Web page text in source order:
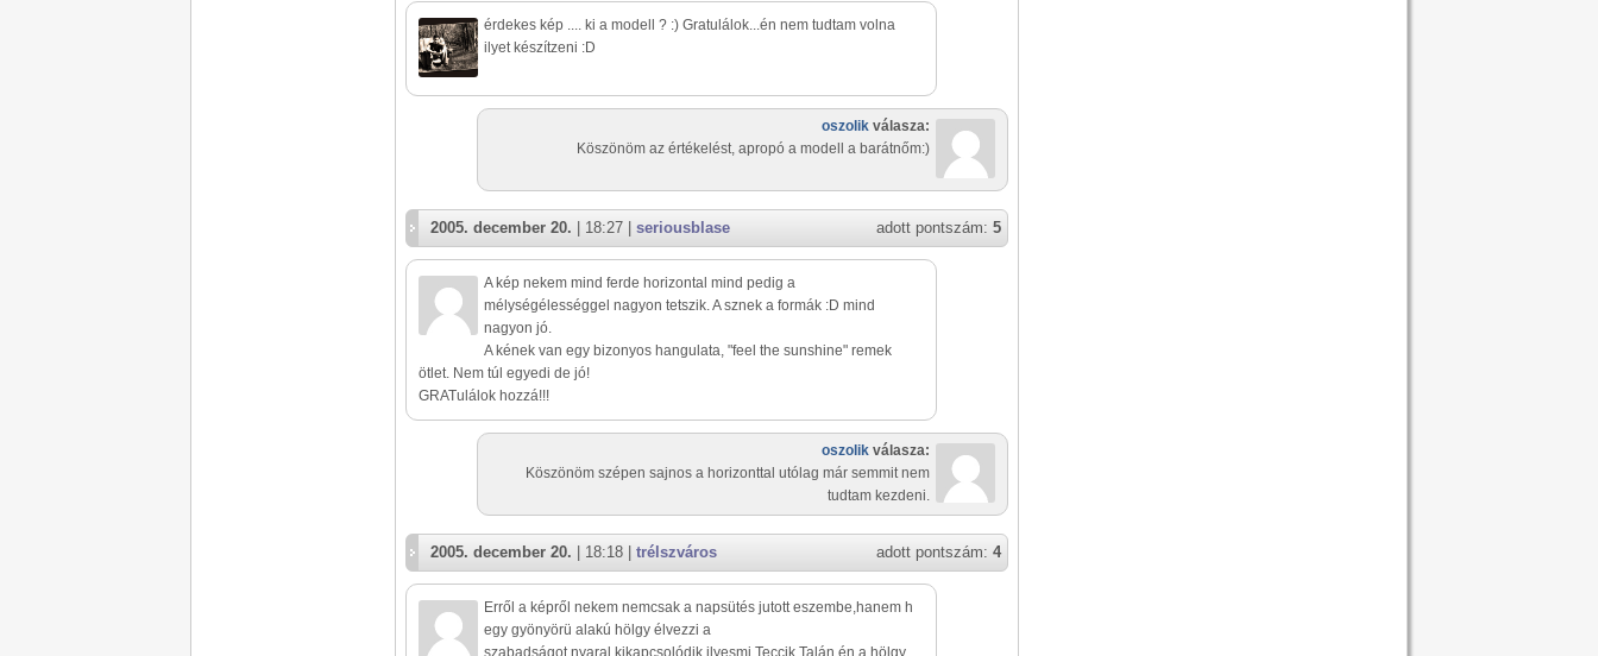
érdekes kép .... ki a modell ? :) Gratulálok...én nem tudtam volna
ilyet készítzeni :D
oszolik válasza:
Köszönöm az értékelést, apropó a modell a barátnőm:)
adott pontszám: 5
2005. december 20. | 18:27 | seriousblase
A kép nekem mind ferde horizontal mind pedig a
mélységélességgel nagyon tetszik. A sznek a formák :D mind
nagyon jó.
A kének van egy bizonyos hangulata, "feel the sunshine" remek
ötlet. Nem túl egyedi de jó!
GRATulálok hozzá!!!
oszolik válasza:
Köszönöm szépen sajnos a horizonttal utólag már semmit nem
tudtam kezdeni.
adott pontszám: 4
2005. december 20. | 18:18 | trélszváros
Erről a képről nekem nemcsak a napsütés jutott eszembe,hanem h
egy gyönyörü alakú hölgy élvezzi a
szabadságot,nyaral.kikapcsolódik ilyesmi.Teccik.Talán én a hölgy